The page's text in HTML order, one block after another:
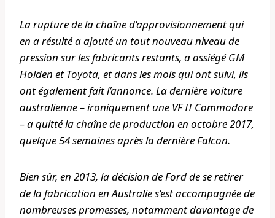
La rupture de la chaîne d’approvisionnement qui
en a résulté a ajouté un tout nouveau niveau de
pression sur les fabricants restants, a assiégé GM
Holden et Toyota, et dans les mois qui ont suivi, ils
ont également fait l’annonce. La dernière voiture
australienne – ironiquement une VF II Commodore
– a quitté la chaîne de production en octobre 2017,
quelque 54 semaines après la dernière Falcon.
Bien sûr, en 2013, la décision de Ford de se retirer
de la fabrication en Australie s’est accompagnée de
nombreuses promesses, notamment davantage de